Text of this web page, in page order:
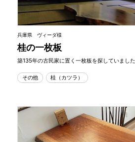
兵庫県 ヴィーダ様
桂の一枚板
築135年の古民家に置く一枚板を探していまし
その他 桂（カツラ）